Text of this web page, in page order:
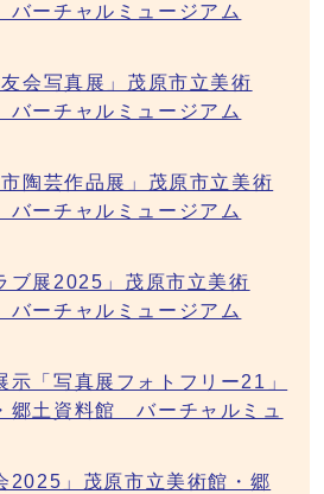
ーチャルミュージアム
会写真展」茂原市立美術
ーチャルミュージアム
陶芸作品展」茂原市立美術
ーチャルミュージアム
ブ展2025」茂原市立美術
ーチャルミュージアム
示「写真展フォトフリー21」
郷土資料館 バーチャルミュ
2025」茂原市立美術館・郷